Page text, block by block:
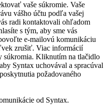
vaše súkromie. Vaše
vášho účtu podľa vašej
radi kontaktovali ohľadom
s tým, aby sme vás
e-mailovú komunikáciu
zrušiť. Viac informácií
súkromia. Kliknutím na tlačidlo
Syntax uchovával a spracúval
požadovaného
od Syntax.